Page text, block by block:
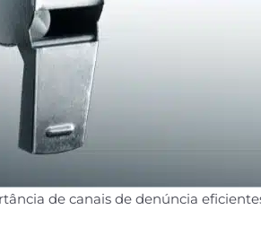
de canais de denúncia